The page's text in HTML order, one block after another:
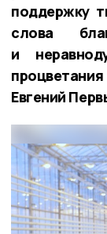
поддержку
слова
и
Евгений